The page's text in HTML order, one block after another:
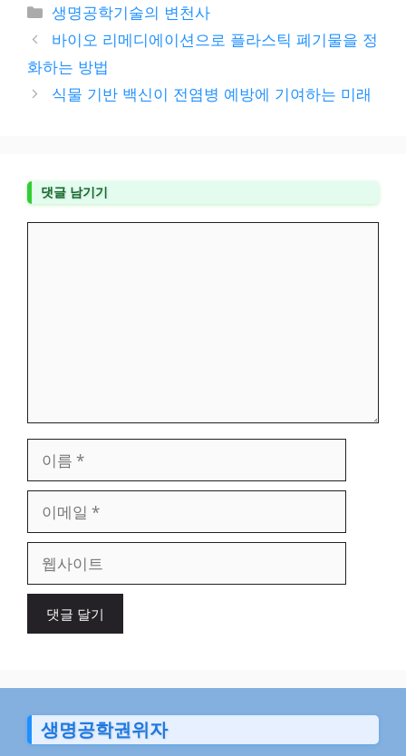
카
테
리
생명공학기술의 변천사
바이오 리메디에이션으로 플라스틱 폐기물을 정
화하는 방법
식물 기반 백신이 전염병 예방에 기여하는 미래
댓글 남기기
일
이
생명공학권위자